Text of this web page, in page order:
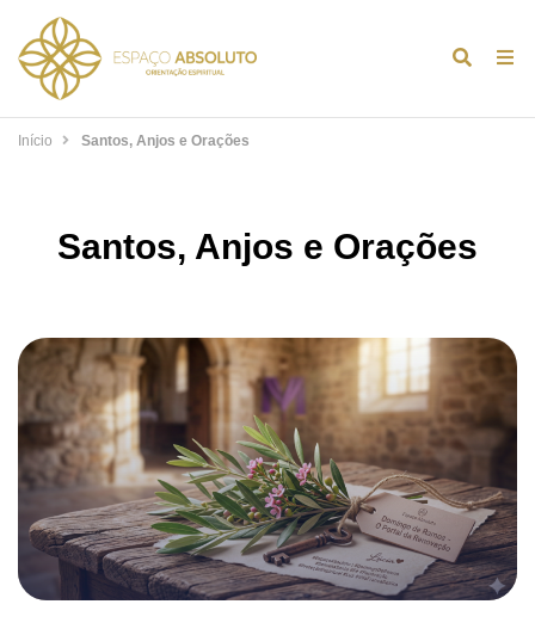
de
Início Santos, Anjos e Orações
Santos, Anjos e Orações